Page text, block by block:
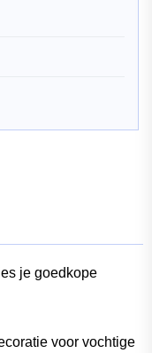
je goedkope
voor vochtige